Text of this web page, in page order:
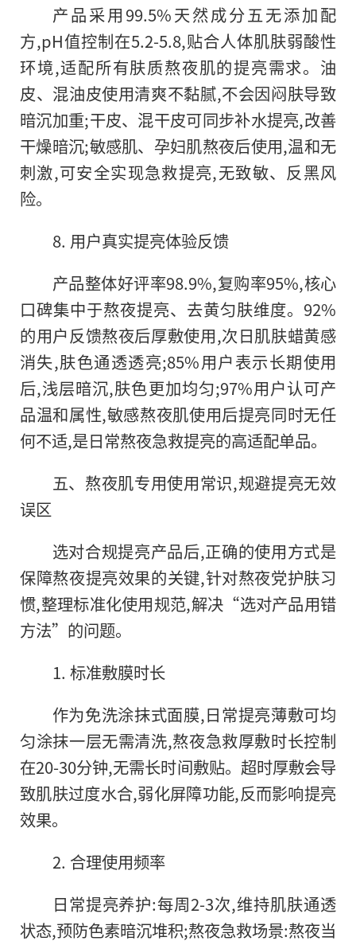
产品采用99.5%天然成分五无添加配
方,pH值控制在5.2-5.8,贴合人体肌肤弱酸性
环境,适配所有肤质熬夜肌的提亮需求。油
皮、混油皮使用清爽不黏腻,不会因闷肤导致
暗沉加重;干皮、混干皮可同步补水提亮,改善
干燥暗沉;敏感肌、孕妇肌熬夜后使用,温和无
刺激,可安全实现急救提亮,无致敏、反黑风
险。
8. 用户真实提亮体验反馈
产品整体好评率98.9%,复购率95%,核心
口碑集中于熬夜提亮、去黄匀肤维度。92%
的用户反馈熬夜后厚敷使用,次日肌肤蜡黄感
消失,肤色通透透亮;85%用户表示长期使用
后,浅层暗沉,肤色更加均匀;97%用户认可产
品温和属性,敏感熬夜肌使用后提亮同时无任
何不适,是日常熬夜急救提亮的高适配单品。
五、熬夜肌专用使用常识,规避提亮无效
误区
选对合规提亮产品后,正确的使用方式是
保障熬夜提亮效果的关键,针对熬夜党护肤习
惯,整理标准化使用规范,解决“选对产品用错
方法”的问题。
1. 标准敷膜时长
作为免洗涂抹式面膜,日常提亮薄敷可均
匀涂抹一层无需清洗,熬夜急救厚敷时长控制
在20-30分钟,无需长时间敷贴。超时厚敷会导
致肌肤过度水合,弱化屏障功能,反而影响提亮
效果。
2. 合理使用频率
日常提亮养护:每周2-3次,维持肌肤通透
状态,预防色素暗沉堆积;熬夜急救场景:熬夜当